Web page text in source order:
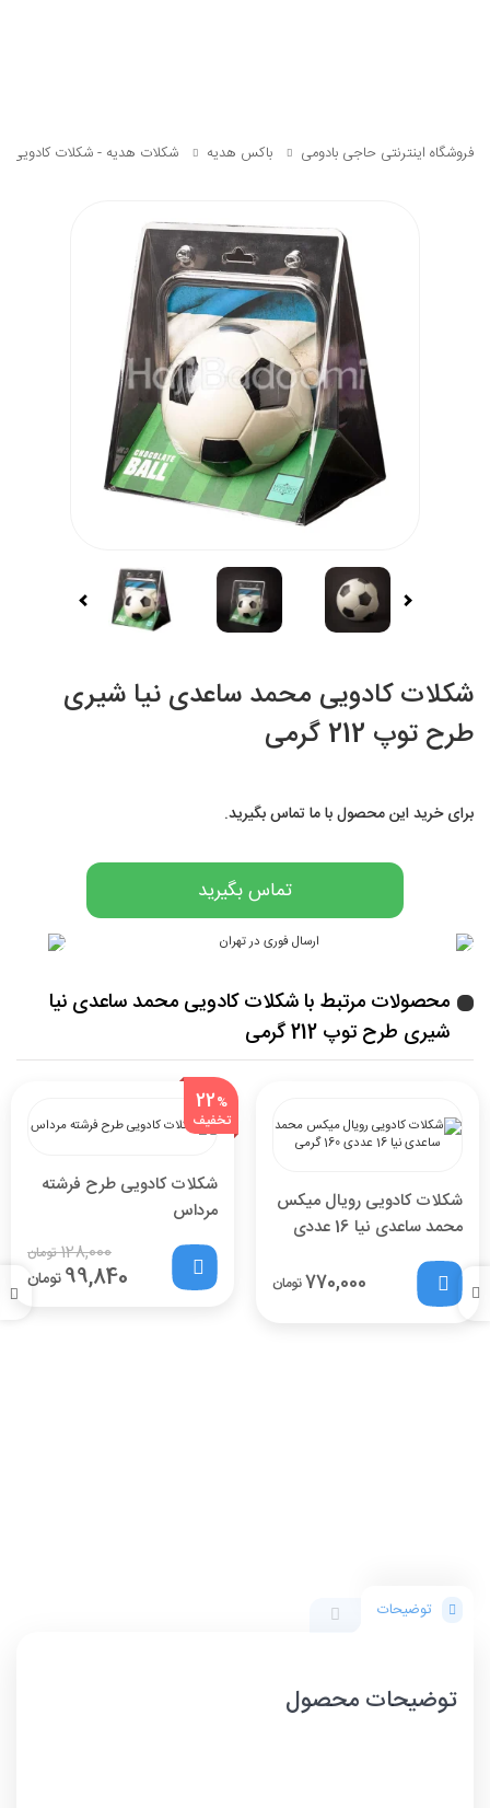
فروشگاه اینترنتی حاجی بادومی باکس هدیه شکلات هدیه - شکلات کادویی
شکلات کادویی محمد ساعدی نیا شیری
طرح توپ 212 گرمی
برای خرید این محصول با ما تماس بگیرید.
تماس بگیرید
محصولات مرتبط با شکلات کادویی محمد ساعدی نیا
شیری طرح توپ 212 گرمی
شکلات کادویی رویال میکس
محمد ساعدی نیا 16 عددی
160 گرمی
770,000تومان
شکلات کادویی طرح فرشته
مرداس
128,000تومان
99,840تومان
%
22
تخفیف
توضیحات
توضیحات محصول